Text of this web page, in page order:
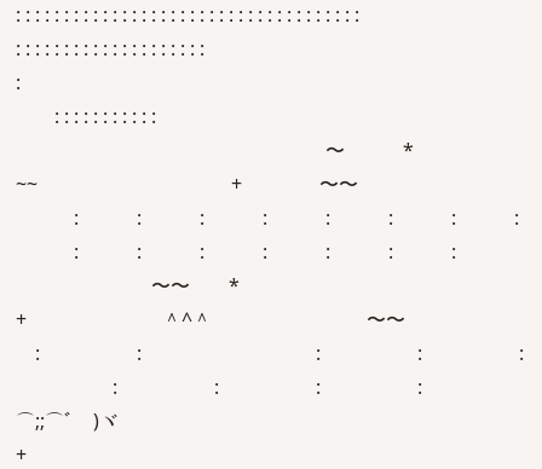
: : : : : : : : : : : : : : : : : : : : : : : : : : : : : : : : : : : :
: : : : : : : : : : : : : : : : : : : :
:
: : : : : : : : : : :
〜 *
~~ + 〜〜
: : : : : : : :
: : : : : : :
〜〜 *
+ ＾^＾ 〜〜
: : : : :
: : : :
⌒;;⌒ﾞゞ)ヾ
+